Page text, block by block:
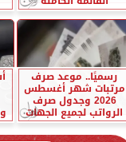
رسميًا.. موعد صرف
مرتبات شهر أغسطس
2026 وجدول صرف
الرواتب لجميع الجهات